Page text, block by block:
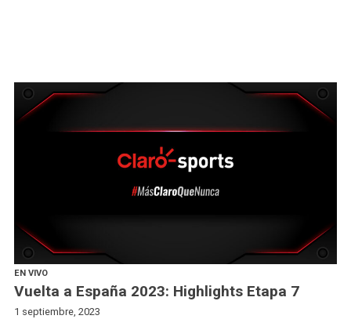
EN VIVO
Vuelta a España 2023: Highlights Etapa 7
1 septiembre, 2023